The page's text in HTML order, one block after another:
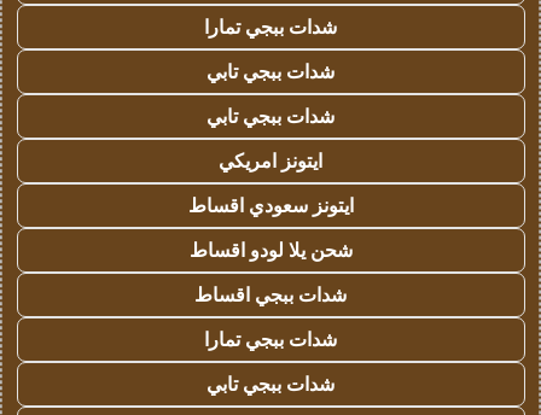
شدات ببجي تمارا
شدات ببجي تابي
شدات ببجي تابي
ايتونز امريكي
ايتونز سعودي اقساط
شحن يلا لودو اقساط
شدات ببجي اقساط
شدات ببجي تمارا
شدات ببجي تابي